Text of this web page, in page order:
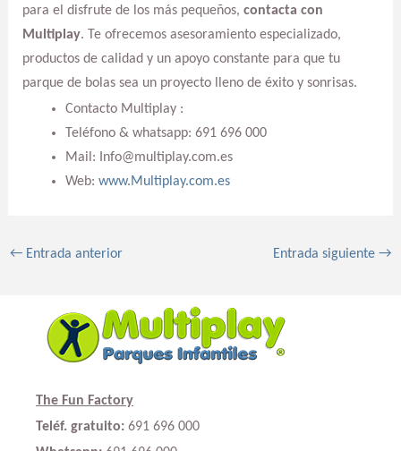
para el disfrute de los más pequeños, contacta con
Multiplay. Te ofrecemos asesoramiento especializado,
productos de calidad y un apoyo constante para que tu
parque de bolas sea un proyecto lleno de éxito y sonrisas.
Contacto Multiplay :
Teléfono & whatsapp: 691 696 000
Mail: Info@multiplay.com.es
Web: www.Multiplay.com.es
←Entrada anterior Entrada siguiente→
The Fun Factory
Teléf. gratuito: 691 696 000